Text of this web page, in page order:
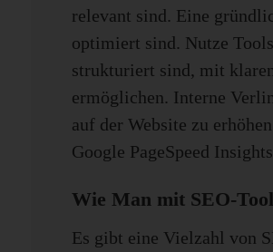
relevant sind. Eine
optimiert sind. Nutze
strukturiert sind, mit
ermöglichen. Interne
auf der Website zu
Google PageSpeed
Wie Man mit SEO-
Es gibt eine Vielzahl von